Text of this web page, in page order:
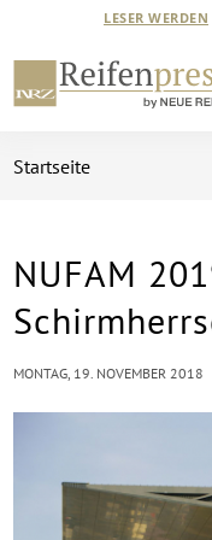
LESER WERDEN
Startseite
NUFAM
MONTAG, 19. NOVEMBER 2018